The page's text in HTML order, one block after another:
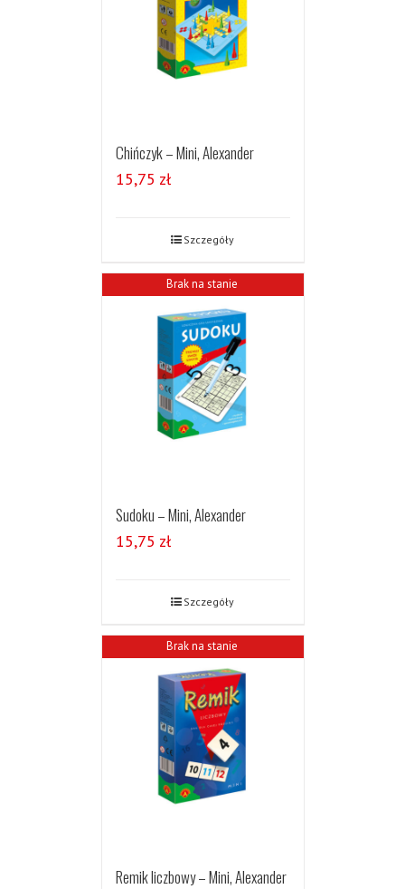
Chińczyk – Mini, Alexander
15,75 zł
Szczegóły
Brak na stanie
Sudoku – Mini, Alexander
15,75 zł
Szczegóły
Brak na stanie
Remik liczbowy – Mini, Alexander